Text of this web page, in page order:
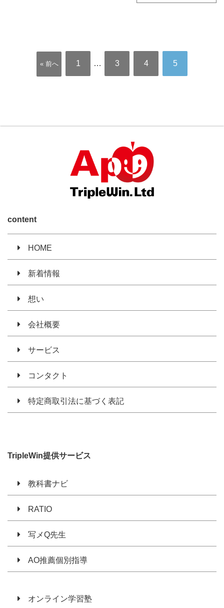
« 前へ 1 … 3 4 5
content
HOME
新着情報
想い
会社概要
サービス
コンタクト
特定商取引法に基づく表記
TripleWin提供サービス
教科書ナビ
RATIO
写メQ先生
AO推薦個別指導
オンライン学習塾